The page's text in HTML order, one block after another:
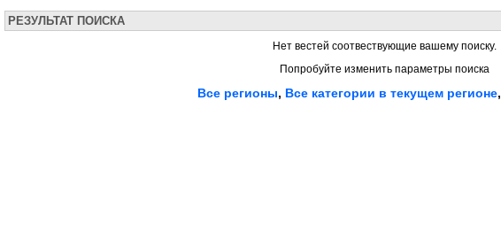
РЕЗУЛЬТАТ ПОИСКА
Нет вестей соотвествующие вашему поиску.
Попробуйте изменить параметры поиска
Все регионы, Все категории в текущем регионе,